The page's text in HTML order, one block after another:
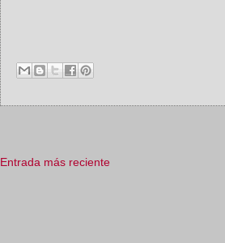
Entrada más reciente